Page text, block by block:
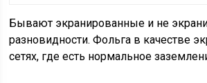
Бывают экранированные и не
разновидности. Фольга в качестве
сетях, где есть нормальное